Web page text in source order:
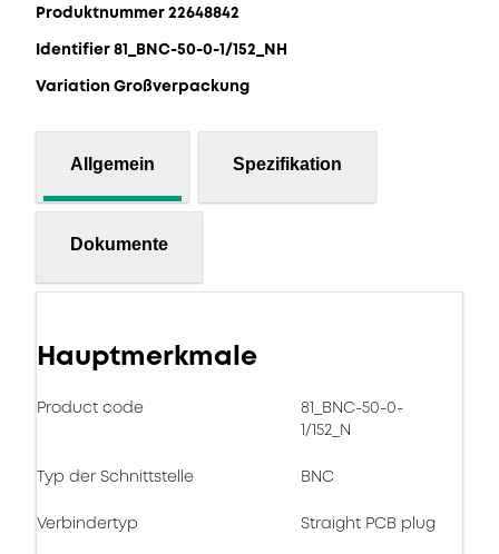
Produktnummer 22648842
Identifier 81_BNC-50-0-1/152_NH
Variation Großverpackung
Allgemein Spezifikation
Dokumente
Hauptmerkmale
Product code
81_BNC-50-0-
1/152_N
Typ der Schnittstelle BNC
Verbindertyp Straight PCB plug